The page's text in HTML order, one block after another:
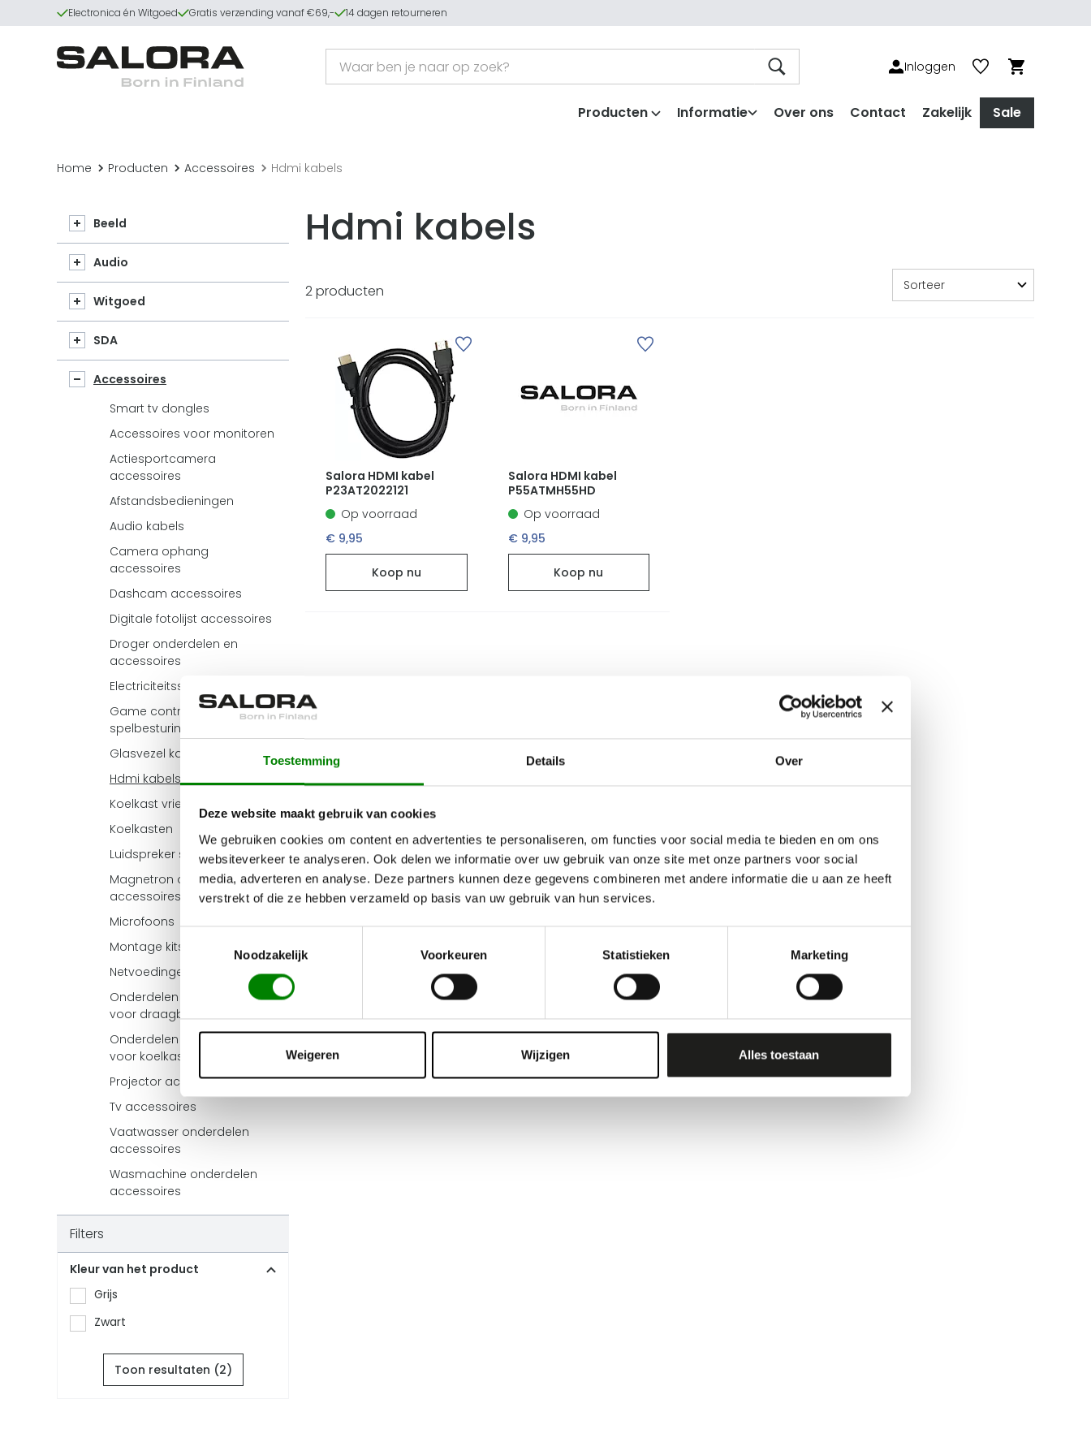
Toestemming Details Over
Deze website maakt gebruik van cookies
We gebruiken cookies om content en advertenties te personaliseren, om functies voor social media te bieden en om ons
websiteverkeer te analyseren. Ook delen we informatie over uw gebruik van onze site met onze partners voor social
media, adverteren en analyse. Deze partners kunnen deze gegevens combineren met andere informatie die u aan ze heeft
verstrekt of die ze hebben verzameld op basis van uw gebruik van hun services.
Noodzakelijk
Voorkeuren Statistieken Marketing
Weigeren Wijzigen Alles toestaan
Electronica én Witgoed Gratis verzending vanaf €69,- 14 dagen retourneren
Inloggen
Producten Informatie Over ons Contact Zakelijk Sale
Home Producten Accessoires Hdmi kabels
Beeld
Audio
Witgoed
SDA
Accessoires
Smart tv dongles
Accessoires voor monitoren
Actiesportcamera
accessoires
Afstandsbedieningen
Audio kabels
Camera ophang
accessoires
Dashcam accessoires
Digitale fotolijst accessoires
Droger onderdelen en
accessoires
Electriciteitssnoeren
Game controllers en
spelbesturing
Glasvezel kabels
Hdmi kabels
Koelkast vriezers
Koelkasten
Luidspreker steunen
Magnetron onderdelen
accessoires
Microfoons
Montage kits
Netvoedingen en inverters
Onderdelen accessoires
voor draagbare luidsprekers
Onderdelen accessoires
voor koelkast vriezer
Projector accessoires
Tv accessoires
Vaatwasser onderdelen
accessoires
Wasmachine onderdelen
accessoires
Filters
Kleur van het product
Grijs
Zwart
Toon resultaten (2)
Hdmi kabels
2 producten
Salora HDMI kabel
P23AT2022121
Op voorraad
€ 9,95
Koop nu
Salora HDMI kabel
P55ATMH55HD
Op voorraad
€ 9,95
Koop nu